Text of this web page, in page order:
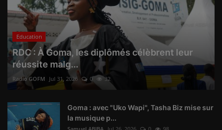
Education
RDC : À Goma, les diplômés célèbrent leur
réussite malg...
Radio GOFM Jul 31, 2026 0 32
Goma : avec "Uko Wapi", Tasha Biz mise sur
la musique p...